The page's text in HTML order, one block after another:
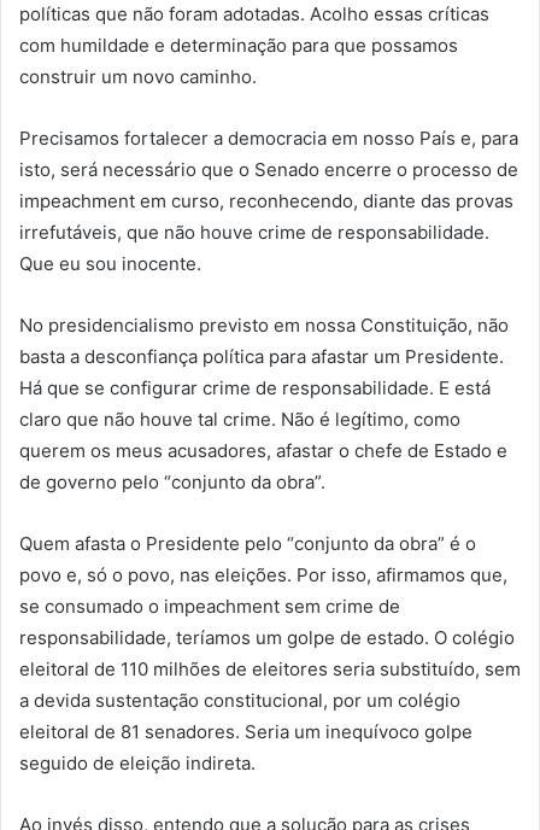
políticas que não foram adotadas. Acolho essas críticas
com humildade e determinação para que possamos
construir um novo caminho.
Precisamos fortalecer a democracia em nosso País e, para
isto, será necessário que o Senado encerre o processo de
impeachment em curso, reconhecendo, diante das provas
irrefutáveis, que não houve crime de responsabilidade.
Que eu sou inocente.
No presidencialismo previsto em nossa Constituição, não
basta a desconfiança política para afastar um Presidente.
Há que se configurar crime de responsabilidade. E está
claro que não houve tal crime. Não é legítimo, como
querem os meus acusadores, afastar o chefe de Estado e
de governo pelo “conjunto da obra”.
Quem afasta o Presidente pelo “conjunto da obra” é o
povo e, só o povo, nas eleições. Por isso, afirmamos que,
se consumado o impeachment sem crime de
responsabilidade, teríamos um golpe de estado. O colégio
eleitoral de 110 milhões de eleitores seria substituído, sem
a devida sustentação constitucional, por um colégio
eleitoral de 81 senadores. Seria um inequívoco golpe
seguido de eleição indireta.
Ao invés disso, entendo que a solução para as crises